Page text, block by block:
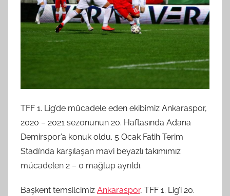
TFF 1. Lig’de mücadele eden ekibimiz Ankaraspor,
2020 – 2021 sezonunun 20. Haftasında Adana
Demirspor’a konuk oldu. 5 Ocak Fatih Terim
Stadı’nda karşılaşan mavi beyazlı takımımız
mücadelen 2 – 0 mağlup ayrıldı.
Başkent temsilcimiz Ankaraspor, TFF 1. Lig’i 20.